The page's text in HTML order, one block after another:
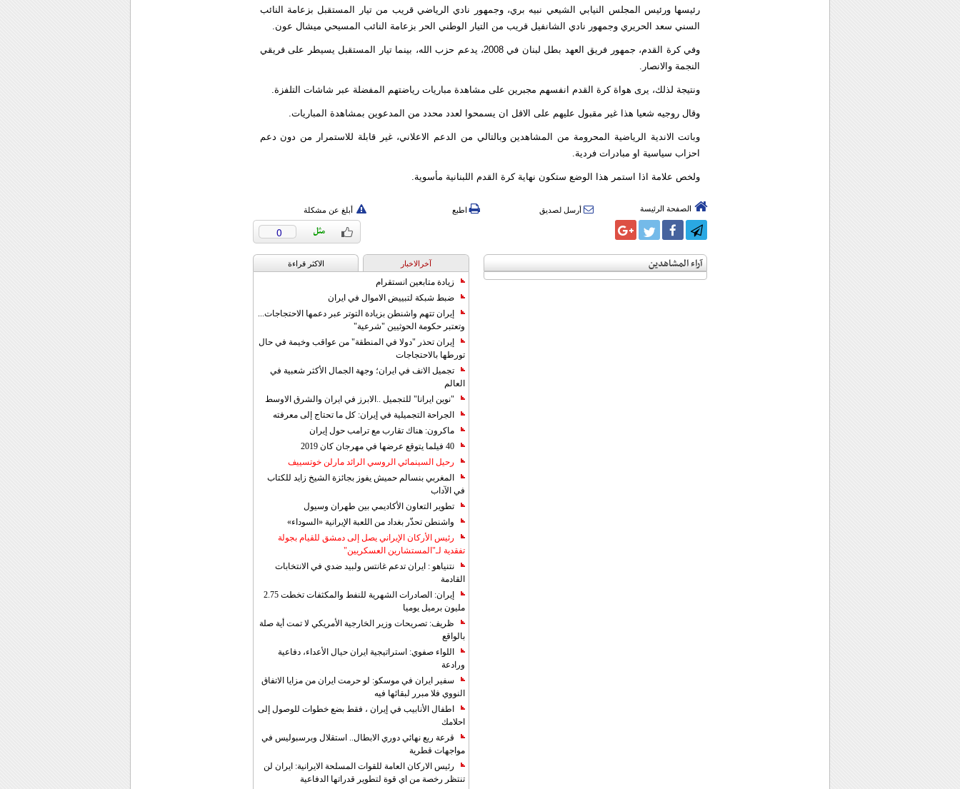
رئيسها ورئيس المجلس النيابي الشيعي نبيه بري، وجمهور نادي الرياضي قريب من تيار المستقبل بزعامة النائب
السني سعد الحريري وجمهور نادي الشانفيل قريب من التيار الوطني الحر بزعامة النائب المسيحي ميشال عون.
وفي كرة القدم، جمهور فريق العهد بطل لبنان في 2008، يدعم حزب الله، بينما تيار المستقبل يسيطر على فريقي
النجمة والانصار.
ونتيجة لذلك، يرى هواة كرة القدم انفسهم مجبرين على مشاهدة مباريات رياضتهم المفضلة عبر شاشات التلفزة.
وقال روجيه شعيا هذا غير مقبول عليهم على الاقل ان يسمحوا لعدد محدد من المدعوين بمشاهدة المباريات.
وباتت الاندية الرياضية المحرومة من المشاهدين وبالتالي من الدعم الاعلاني، غير قابلة للاستمرار من دون دعم
احزاب سياسية او مبادرات فردية.
ولخص علامة اذا استمر هذا الوضع ستكون نهاية كرة القدم اللبنانية مأسوية.
الصفحة الرئيسة أرسل لصديق اطبع أبلغ عن مشكلة
0
آراء المشاهدين آخرالاخبار الاکثر قراءة
زيادة متابعين انستقرام
ضبط شبكة لتبييض الاموال في ايران
إيران تتهم واشنطن بزيادة التوتر عبر دعمها الاحتجاجات...
وتعتبر حكومة الحوثيين "شرعية"
إيران تحذر "دولا في المنطقة" من عواقب وخيمة في حال
تورطها بالاحتجاجات
تجميل الانف في ايران؛ وجهة الجمال الأكثر شعبية في
العالم
"نوين ايرانا" للتجميل ..الابرز في ايران والشرق الاوسط
الجراحة التجميلية في إيران: كل ما تحتاج إلى معرفته
ماكرون: هناك تقارب مع ترامب حول إيران
40 فيلما يتوقع عرضها في مهرجان كان 2019
رحيل السينمائي الروسي الرائد مارلن خوتسييف
المغربي بنسالم حميش يفوز بجائزة الشيخ زايد للكتاب
في الآداب
تطوير التعاون الأكاديمي بين طهران وسيول
واشنطن تحذّر بغداد من اللعبة الإيرانية «السوداء»
رئيس الأركان الإيراني يصل إلى دمشق للقيام بجولة
تفقدية لـ"المستشارين العسكريين"
نتنياهو : ايران تدعم غانتس ولبيد ضدي في الانتخابات
القادمة
إيران: الصادرات الشهریة للنفط والمكثفات تخطت 2.75
مليون برميل يوميا
ظريف: تصريحات وزير الخارجية الأمريكي لا تمت أية صلة
بالواقع
اللواء صفوي: استراتيجية ايران حيال الأعداء، دفاعية
ورادعة
سفير ايران في موسكو: لو حرمت ايران من مزايا الاتفاق
النووي فلا مبرر لبقائها فيه
اطفال الأنابيب في إيران ، فقط بضع خطوات للوصول إلى
احلامك
قرعة ربع نهائي دوري الابطال.. استقلال وبرسبوليس في
مواجهات قطرية
رئيس الاركان العامة للقوات المسلحة الايرانية: ايران لن
تنتظر رخصة من اي قوة لتطوير قدراتها الدفاعية